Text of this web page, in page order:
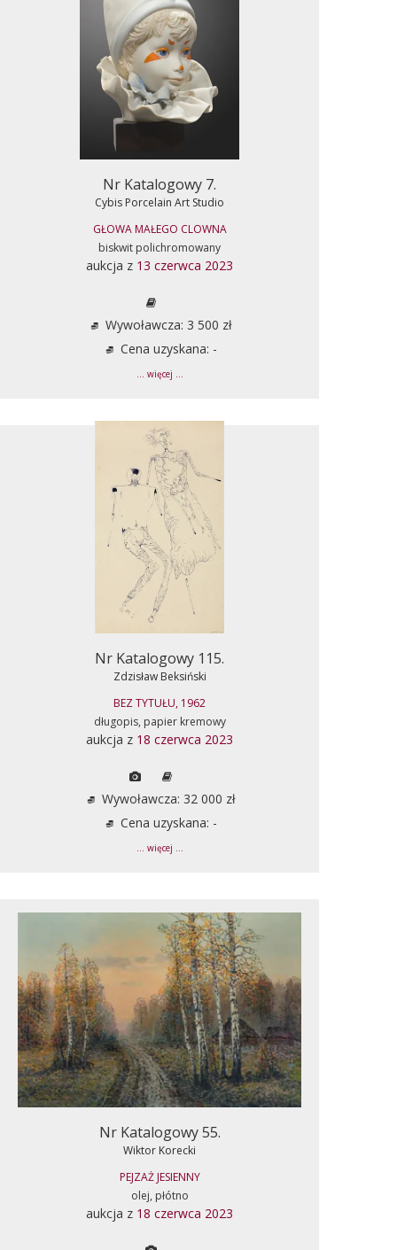
Nr Katalogowy 7.
Cybis Porcelain Art Studio
GŁOWA MAŁEGO CLOWNA
biskwit polichromowany
aukcja z 13 czerwca 2023
Wywoławcza: 3 500 zł
Cena uzyskana: -
... więcej ...
Nr Katalogowy 115.
Zdzisław Beksiński
BEZ TYTUŁU, 1962
długopis, papier kremowy
aukcja z 18 czerwca 2023
Wywoławcza: 32 000 zł
Cena uzyskana: -
... więcej ...
Nr Katalogowy 55.
Wiktor Korecki
PEJZAŻ JESIENNY
olej, płótno
aukcja z 18 czerwca 2023